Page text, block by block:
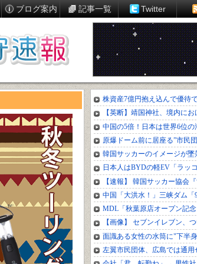
ブログ案内 記事一覧 Twitter